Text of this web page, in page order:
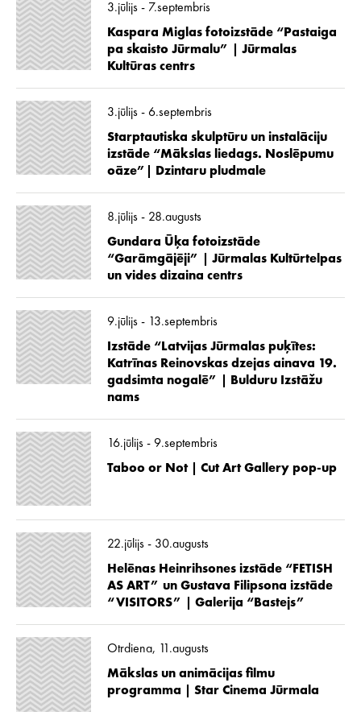
3.jūlijs - 7.septembris
Kaspara Miglas fotoizstāde “Pastaiga
pa skaisto Jūrmalu” | Jūrmalas
Kultūras centrs
3.jūlijs - 6.septembris
Starptautiska skulptūru un instalāciju
izstāde “Mākslas liedags. Noslēpumu
oāze”| Dzintaru pludmale
8.jūlijs - 28.augusts
Gundara Ūķa fotoizstāde
“Garāmgājēji” | Jūrmalas Kultūrtelpas
un vides dizaina centrs
9.jūlijs - 13.septembris
Izstāde “Latvijas Jūrmalas puķītes:
Katrīnas Reinovskas dzejas ainava 19.
gadsimta nogalē” | Bulduru Izstāžu
nams
16.jūlijs - 9.septembris
Taboo or Not | Cut Art Gallery pop-up
22.jūlijs - 30.augusts
Helēnas Heinrihsones izstāde “FETISH
AS ART” un Gustava Filipsona izstāde
“VISITORS” | Galerija “Bastejs”
Otrdiena, 11.augusts
Mākslas un animācijas filmu
programma | Star Cinema Jūrmala